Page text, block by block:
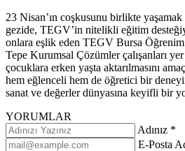
23 Nisan’ın coşkusunu birlikte
gezide, TEGV’in nitelikli eğitim
onlara eşlik eden TEGV Bursa
Tepe Kurumsal Çözümler çalışanları
çocuklara erken yaşta aktarılmasını
hem eğlenceli hem de öğretici bir
sanat ve değerler dünyasına keyifli bir
YORUMLAR
Adınız *
E-Posta